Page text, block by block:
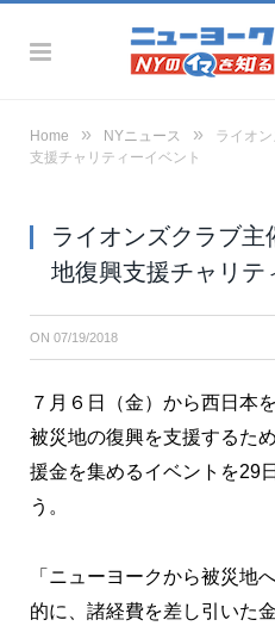
Home » NYニュース »
ライオ
支援チャリティーイベント
ライオンズクラブ主
地復興支援チャリテ
ON 07/19/2018
７月６日（金）から西日本
被災地の復興を支援するた
援金を集めるイベントを29
う。
「ニューヨークから被災地
的に、諸経費を差し引いた